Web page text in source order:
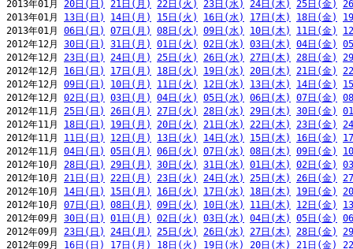
2013年01月 20日(日) 21日(月) 22日(火) 23日(水) 24日(木) 25日(金)
2013年01月 13日(日) 14日(月) 15日(火) 16日(水) 17日(木) 18日(金)
2013年01月 06日(日) 07日(月) 08日(火) 09日(水) 10日(木) 11日(金)
2012年12月 30日(日) 31日(月) 01日(火) 02日(水) 03日(木) 04日(金)
2012年12月 23日(日) 24日(月) 25日(火) 26日(水) 27日(木) 28日(金)
2012年12月 16日(日) 17日(月) 18日(火) 19日(水) 20日(木) 21日(金)
2012年12月 09日(日) 10日(月) 11日(火) 12日(水) 13日(木) 14日(金)
2012年12月 02日(日) 03日(月) 04日(火) 05日(水) 06日(木) 07日(金)
2012年11月 25日(日) 26日(月) 27日(火) 28日(水) 29日(木) 30日(金)
2012年11月 18日(日) 19日(月) 20日(火) 21日(水) 22日(木) 23日(金)
2012年11月 11日(日) 12日(月) 13日(火) 14日(水) 15日(木) 16日(金)
2012年11月 04日(日) 05日(月) 06日(火) 07日(水) 08日(木) 09日(金)
2012年10月 28日(日) 29日(月) 30日(火) 31日(水) 01日(木) 02日(金)
2012年10月 21日(日) 22日(月) 23日(火) 24日(水) 25日(木) 26日(金)
2012年10月 14日(日) 15日(月) 16日(火) 17日(水) 18日(木) 19日(金)
2012年10月 07日(日) 08日(月) 09日(火) 10日(水) 11日(木) 12日(金)
2012年09月 30日(日) 01日(月) 02日(火) 03日(水) 04日(木) 05日(金)
2012年09月 23日(日) 24日(月) 25日(火) 26日(水) 27日(木) 28日(金)
2012年09月 16日(日) 17日(月) 18日(火) 19日(水) 20日(木) 21日(金)